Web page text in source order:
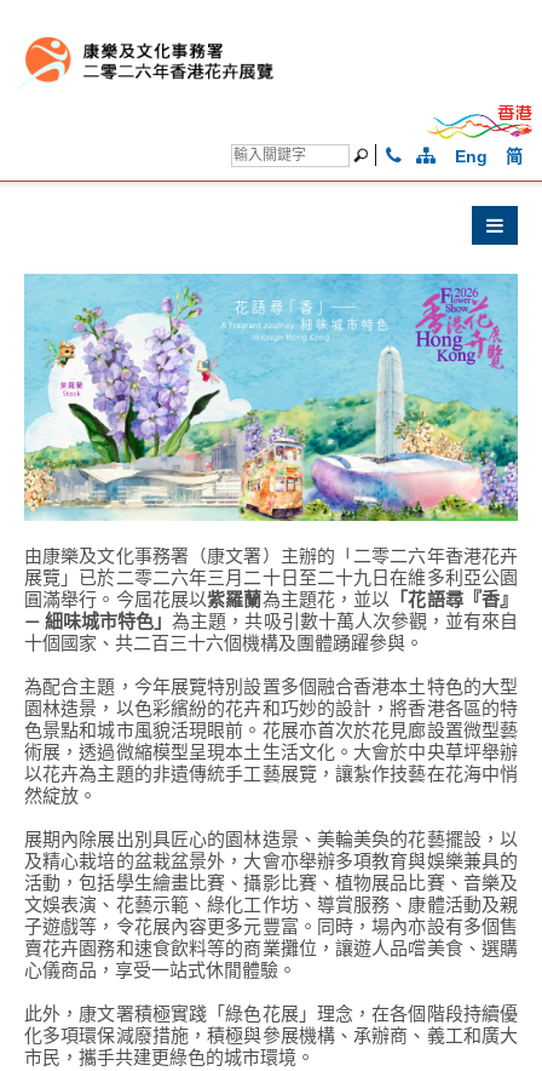
Eng 简
由康樂及文化事務署（康文署）主辦的「二零二六年香港花卉
展覽」已於二零二六年三月二十日至二十九日在維多利亞公園
圓滿舉行。今屆花展以紫羅蘭 為主題花，並以 「花語尋『香』
— 細味城市特色」為主題，共吸引數十萬人次參觀，並有來自
十個國家、共二百三十六個機構及團體踴躍參與。
為配合主題，今年展覽特別設置多個融合香港本土特色的大型
園林造景，以色彩繽紛的花卉和巧妙的設計，將香港各區的特
色景點和城市風貌活現眼前。花展亦首次於花見廊設置微型藝
術展，透過微縮模型呈現本土生活文化。大會於中央草坪舉辦
以花卉為主題的非遺傳統手工藝展覽，讓紮作技藝在花海中悄
然綻放。
展期內除展出別具匠心的園林造景、美輪美奐的花藝擺設，以
及精心栽培的盆栽盆景外，大會亦舉辦多項教育與娛樂兼具的
活動，包括學生繪畫比賽、攝影比賽、植物展品比賽、音樂及
文娛表演、花藝示範、綠化工作坊、導賞服務、康體活動及親
子遊戲等，令花展內容更多元豐富。同時，場內亦設有多個售
賣花卉園務和速食飲料等的商業攤位，讓遊人品嚐美食、選購
心儀商品，享受一站式休閒體驗。
此外，康文署積極實踐「綠色花展」理念，在各個階段持續優
化多項環保減廢措施，積極與參展機構、承辦商、義工和廣大
市民，攜手共建更綠色的城市環境。